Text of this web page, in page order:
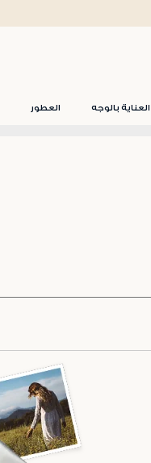
العناية بالوجه العطور